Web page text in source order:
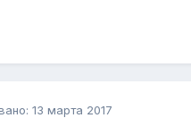
13 марта 2017